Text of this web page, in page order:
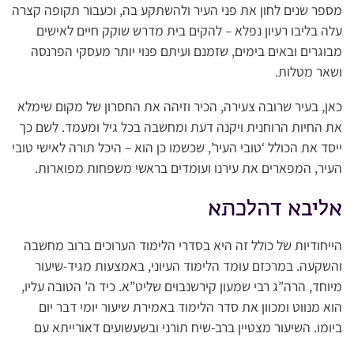
מספר שנים לחון את פני העיר ולהשתקע בה, וכעבור תקופה קצרה
עלה בליבו רעיון נפלא – להקים בית מדרש שוקק חיים לאישים
מבוגרים ובאים בימים, שזמנם ועיתם פנוי יותר מעסקי הפרנסה
ושאר מטלות.
כאן, בעיר שרובה צעירה, הכיר וזיהה את החסרון של מקום שימלא
את החיות הרוחנית ויקנה דעת ומחשבה בכל גיל ומעמד. לשם כך
ייסד את הכולל ‘טובי העיר’, שכשמו כן הוא – היכל תורה לאישי טובי
העיר, המפארים את עירנו ועומדים בראשי משפחות מפוארות.
אליבא דהלכתא
הייחודיות של כולל זה היא בסדרי הלימוד הערוכים ברוב מחשבה
והשקעה. במרכזם עומד הלימוד העיוני, באמצעות מגיד-שיעור
מיוחד, הרה”ג רבי שמעון קירשנבוים שליט”א. כיד ה’ הטובה עליו,
הוא מנווט ומכוון את סדר הלימוד באמירת שיעור יומי דבר יום
ביומו. השיעור מצטיין ברב-שיח תורני ובשעשועים דאורייתא עם